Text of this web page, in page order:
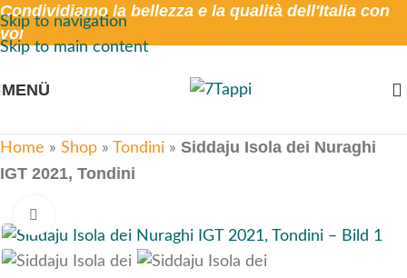
Skip to navigation
Skip to main content
Condividiamo la bellezza e la qualità dell'Italia con
voi
MENÜ
Home » Shop » Tondini » Siddaju Isola dei Nuraghi
IGT 2021, Tondini